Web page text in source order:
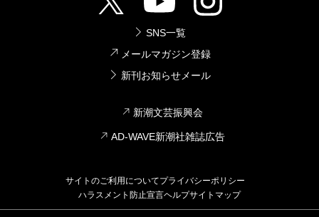
SNS一覧
メールマガジン登録
新刊お知らせメール
新潮文芸振興会
AD-WAVE新潮社雑誌広告
サイトのご利用についてプライバシーポリシー
ハラスメント防止宣言ヘルプサイトマップ